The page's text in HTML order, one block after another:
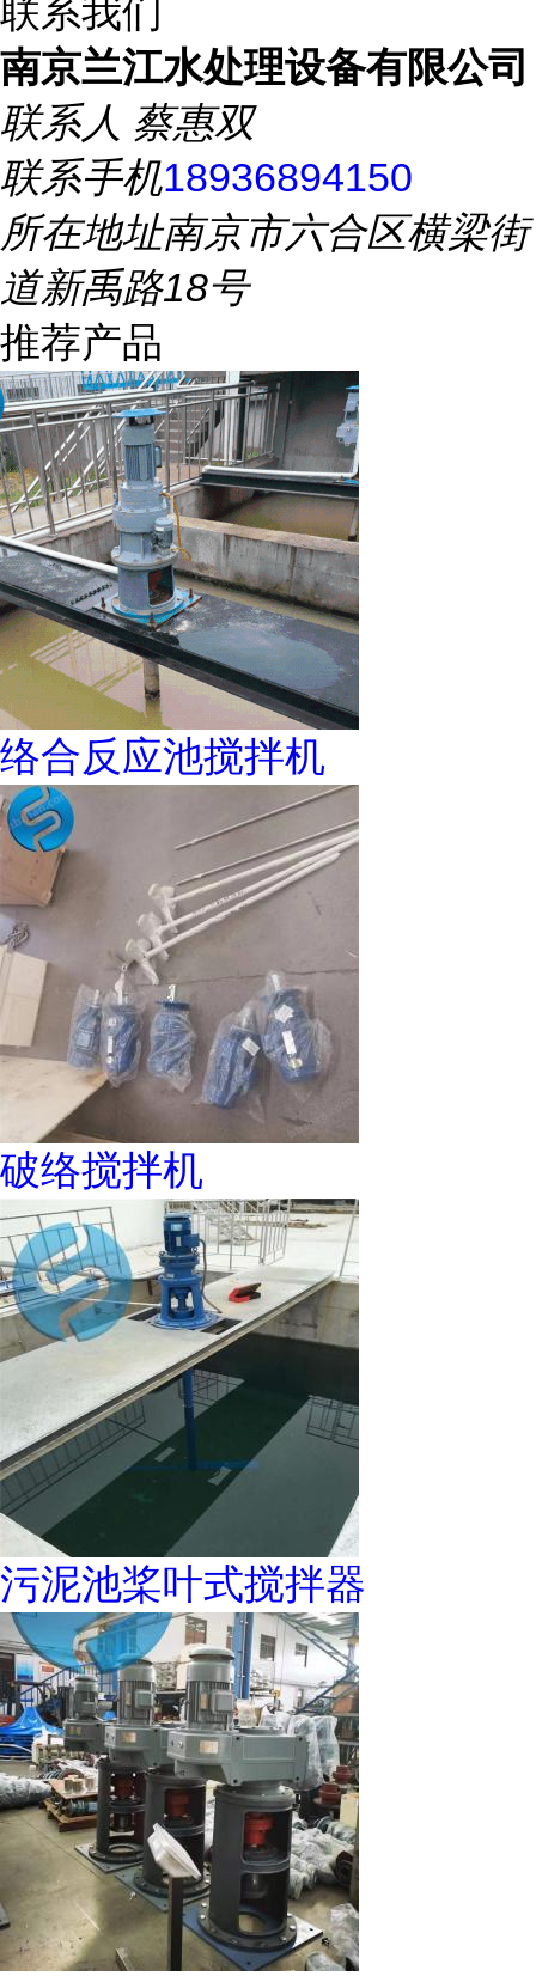
联系我们
南京兰江水处理设备有限公司
联系人 蔡惠双
联系手机18936894150
所在地址南京市六合区横梁街
道新禹路18号
推荐产品
络合反应池搅拌机
破络搅拌机
污泥池桨叶式搅拌器